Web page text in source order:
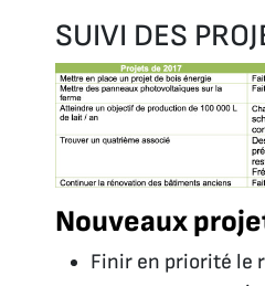
SUIVI DES
Nouveaux
Finir en priorité le